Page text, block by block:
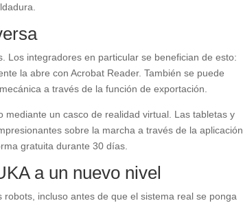
Los integradores en particular se benefician de esto:
la abre con Acrobat Reader. También se puede
a través de la función de exportación.
un casco de realidad virtual. Las tabletas y
sobre la marcha a través de la aplicación
gratuita durante 30 días.
a un nuevo nivel
incluso antes de que el sistema real se ponga